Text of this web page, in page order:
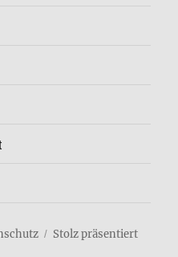
Stolz präsentiert